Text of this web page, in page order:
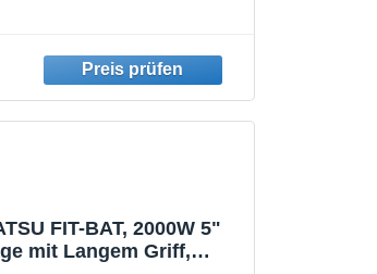
FIT-BAT, 2000W 5"
mit Langem Griff,